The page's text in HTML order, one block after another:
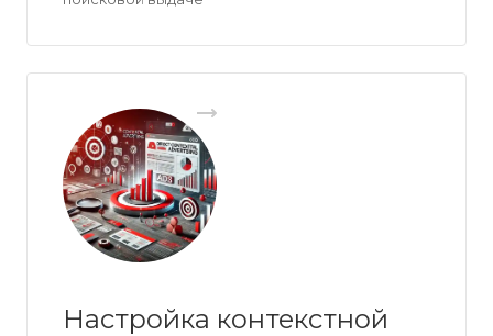
Настройка контекстной